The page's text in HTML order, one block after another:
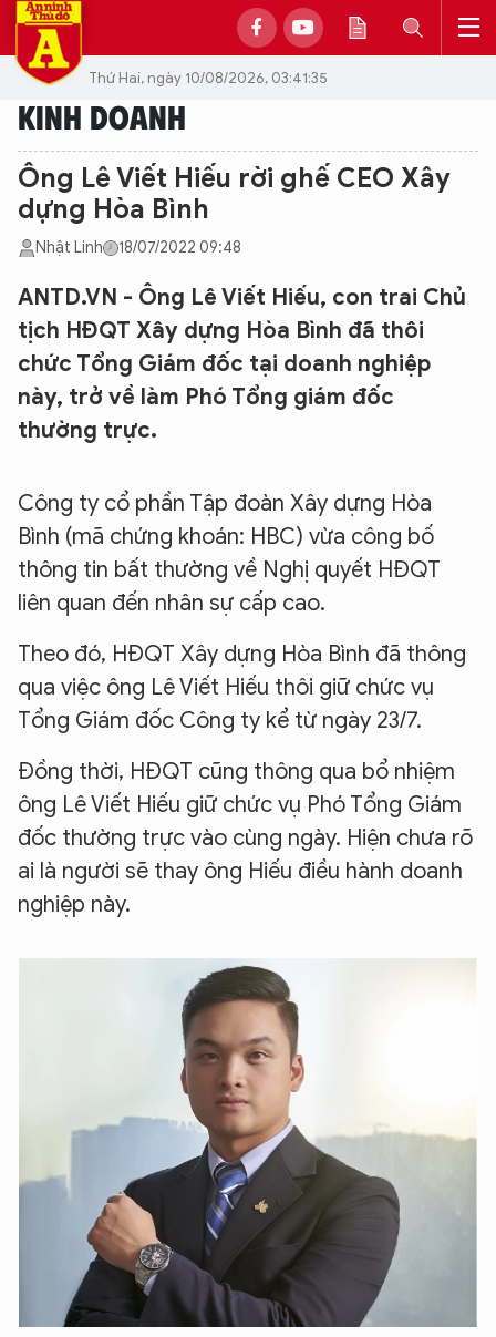
Thứ Hai, ngày 10/08/2026, 03:41:35
KINH DOANH
Ông Lê Viết Hiếu rời ghế CEO Xây
dựng Hòa Bình
Nhật Linh 18/07/2022 09:48
ANTD.VN - Ông Lê Viết Hiếu, con trai Chủ
tịch HĐQT Xây dựng Hòa Bình đã thôi
chức Tổng Giám đốc tại doanh nghiệp
này, trở về làm Phó Tổng giám đốc
thường trực.
Công ty cổ phần Tập đoàn Xây dựng Hòa
Bình (mã chứng khoán: HBC) vừa công bố
thông tin bất thường về Nghị quyết HĐQT
liên quan đến nhân sự cấp cao.
Theo đó, HĐQT Xây dựng Hòa Bình đã thông
qua việc ông Lê Viết Hiếu thôi giữ chức vụ
Tổng Giám đốc Công ty kể từ ngày 23/7.
Đồng thời, HĐQT cũng thông qua bổ nhiệm
ông Lê Viết Hiếu giữ chức vụ Phó Tổng Giám
đốc thường trực vào cùng ngày. Hiện chưa rõ
ai là người sẽ thay ông Hiếu điều hành doanh
nghiệp này.